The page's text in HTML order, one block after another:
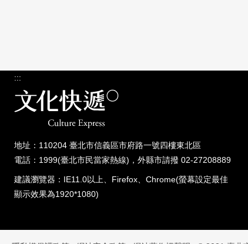
:::
地址：110204 臺北市信義區市府路一號四樓東北區
電話：1999(臺北市民當家熱線)，外縣市請撥 02-27208889
建議瀏覽器：IE11.0以上、Firefox、Chrome(螢幕設定最佳
顯示效果為1920*1080)